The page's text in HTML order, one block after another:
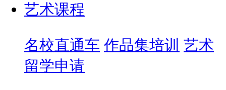
艺术课程
名校直通车 作品集培训 艺术
留学申请